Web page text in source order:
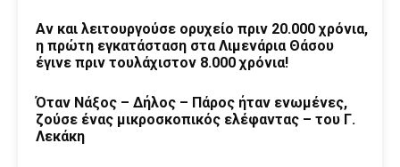
Αν και λειτουργούσε ορυχείο πριν 20.000 χρόνια,
η πρώτη εγκατάσταση στα Λιμενάρια Θάσου
έγινε πριν τουλάχιστον 8.000 χρόνια!
Όταν Νάξος – Δήλος – Πάρος ήταν ενωμένες,
ζούσε ένας μικροσκοπικός ελέφαντας – του Γ.
Λεκάκη